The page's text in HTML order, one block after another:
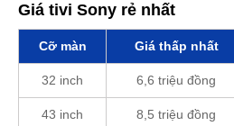
Giá tivi Sony rẻ nhất
Cỡ màn Giá thấp nhất
32 inch 6,6 triệu đồng
43 inch 8,5 triệu đồng